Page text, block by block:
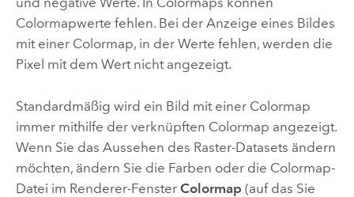
Colormapwerte fehlen. Bei der Anzeige eines Bildes
mit einer Colormap, in der Werte fehlen, werden die
Pixel mit dem Wert nicht angezeigt.
Standardmäßig wird ein Bild mit einer Colormap
immer mithilfe der verknüpften Colormap angezeigt.
Wenn Sie das Aussehen des Raster-Datasets ändern
möchten, ändern Sie die Farben oder die Colormap-
Datei im Renderer-Fenster Colormap (auf das Sie